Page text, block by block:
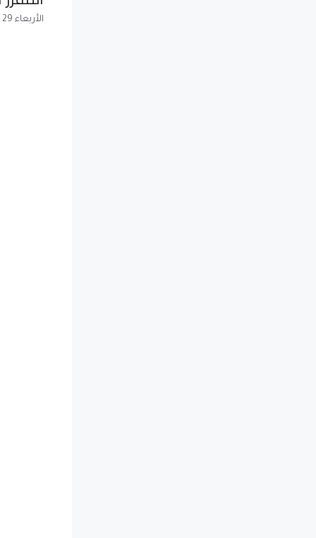
الأربعاء 29 نوفمبر 2017